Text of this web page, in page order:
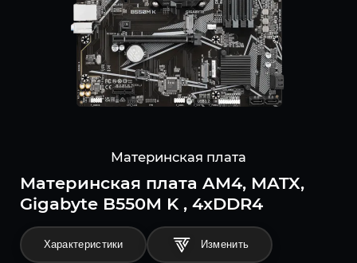
Материнская плата
Материнская плата AM4, MATX,
Gigabyte B550M K , 4xDDR4
Характеристики